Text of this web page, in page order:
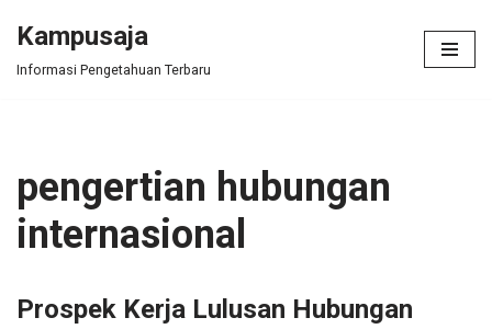
Skip
Kampusaja
Informasi Pengetahuan Terbaru
pengertian hubungan
internasional
Prospek Kerja Lulusan Hubungan